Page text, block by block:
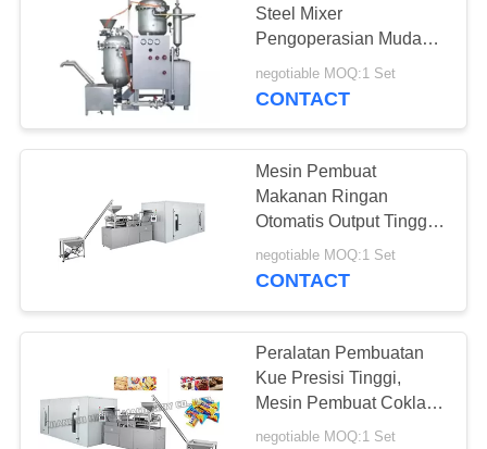
Peralatan Produksi
Roti
makanan otomatis
mesin kemasan
34
Steel Mixer
Pengoperasian Mudah
Desain Humanisasi
Humaniter
negotiable MOQ:1 Set
CONTACT
Mesin Pembuat
Makanan Ringan
Otomatis Output Tinggi
4500mm × 900mm ×
2500mm
negotiable MOQ:1 Set
CONTACT
Peralatan Pembuatan
Kue Presisi Tinggi,
Mesin Pembuat Coklat
Oatmeal
negotiable MOQ:1 Set